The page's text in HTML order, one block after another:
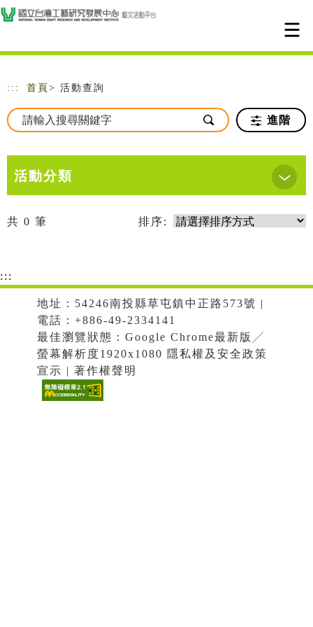
跳到主要內容
網站導覽
::: 首頁 > 活動查詢
進階
活動分類
共 0 筆 排序:
:::
地址：54246南投縣草屯鎮中正路573號 |
電話：+886-49-2334141
最佳瀏覽狀態：Google Chrome最新版╱
螢幕解析度1920x1080 隱私權及安全政策
宣示 | 著作權聲明